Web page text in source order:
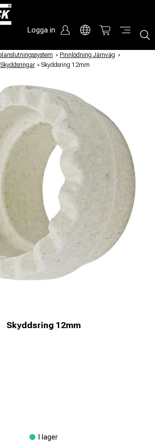
Logga in
/ Pinnlödning Järnväg /
Skyddsringar / Skyddsring 12mm
Skyddsring 12mm
I lager